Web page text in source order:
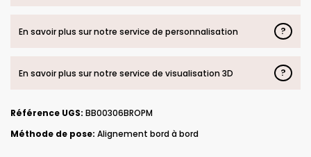
En savoir plus sur notre service de personnalisation ?
En savoir plus sur notre service de visualisation 3D ?
Référence UGS: BB00306BROPM
Méthode de pose: Alignement bord à bord